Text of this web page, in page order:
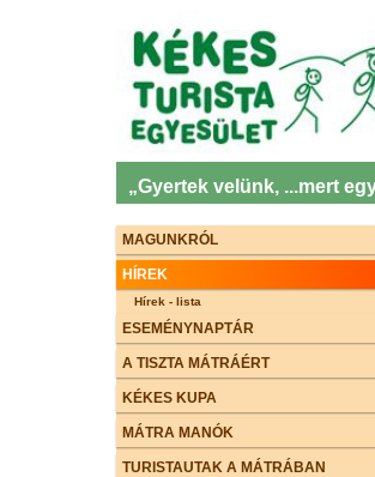
„Gyertek velünk, ...mert
MAGUNKRÓL
HÍREK
Hírek - lista
ESEMÉNYNAPTÁR
A TISZTA MÁTRÁÉRT
KÉKES KUPA
MÁTRA MANÓK
TURISTAUTAK A MÁTRÁBAN